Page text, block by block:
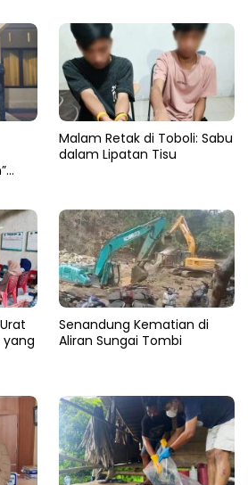
Malam Retak di Toboli: Sabu
dalam Lipatan Tisu
yang
Senandung Kematian di
Aliran Sungai Tombi